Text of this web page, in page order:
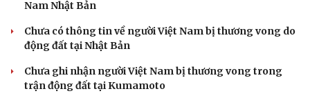
Nam Nhật Bản
Chưa có thông tin về người Việt Nam bị thương vong do
động đất tại Nhật Bản
Chưa ghi nhận người Việt Nam bị thương vong trong
trận động đất tại Kumamoto